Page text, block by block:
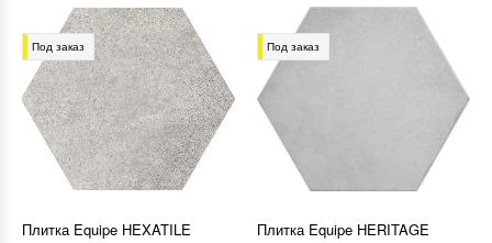
Под заказ
Плитка Equipe HEXATILE
Под заказ
Плитка Equipe HERITAGE